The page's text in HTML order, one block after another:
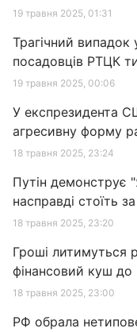
19 травня 2025, 01:31
Трагічний випадок
посадовців РТЦК
19 травня 2025, 00:06
У експрезидента
агресивну форму
18 травня 2025, 23:24
Путін демонструє
насправді стоїть
18 травня 2025, 23:20
Гроші литимуться
фінансовий куш до
18 травня 2025, 23:00
РФ обрала